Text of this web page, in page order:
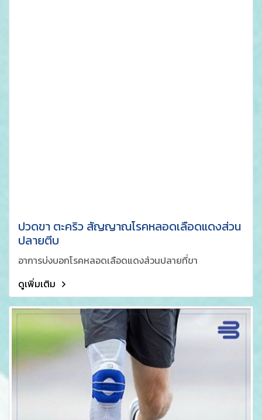
ปวดขา ตะคริว สัญญาณโรคหลอดเลือดแดงส่วน
ปลายตีบ
อาการบ่งบอกโรคหลอดเลือดแดงส่วนปลายที่ขา
ดูเพิ่มเติม